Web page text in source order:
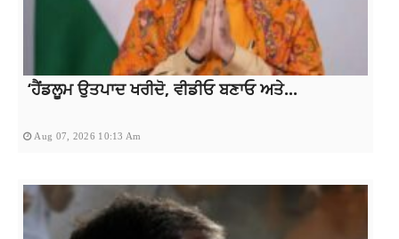
‘ਹੈਂਡਲੂਮ ਉਤਪਾਦ ਖਰੀਦੋ, ਵੀਡੀਓ ਬਣਾਓ ਅਤੇ...
Aug 07, 2026 10:13 Am